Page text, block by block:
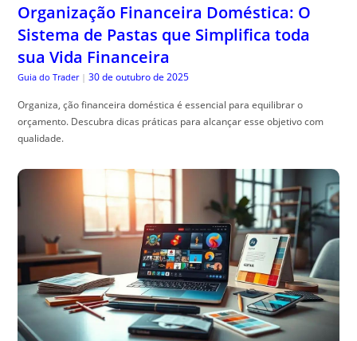
Organização Financeira Doméstica: O
Sistema de Pastas que Simplifica toda
sua Vida Financeira
Guia do Trader | 30 de outubro de 2025
Organiza, ção financeira doméstica é essencial para equilibrar o
orçamento. Descubra dicas práticas para alcançar esse objetivo com
qualidade.